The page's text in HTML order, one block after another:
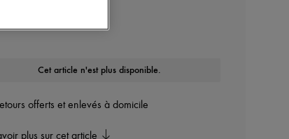
Cet article n'est plus disponible.
offerts et enlevés à domicile
plus sur cet article